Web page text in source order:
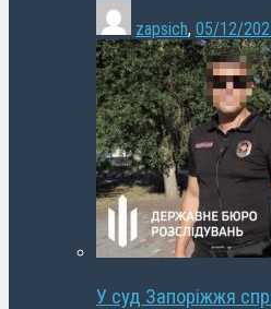
zapsich, 05/12/
У суд Запоріжжя